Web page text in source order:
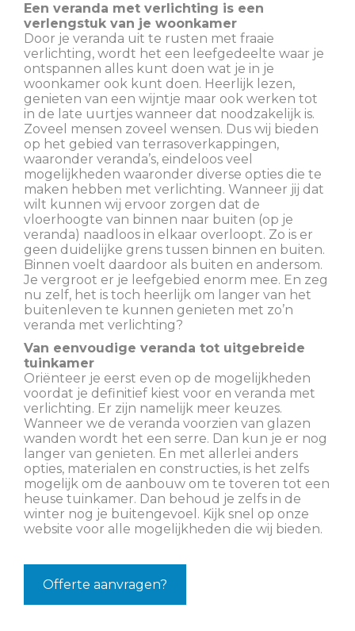
Een veranda met verlichting is een
verlengstuk van je woonkamer
Door je veranda uit te rusten met fraaie
verlichting, wordt het een leefgedeelte waar je
ontspannen alles kunt doen wat je in je
woonkamer ook kunt doen. Heerlijk lezen,
genieten van een wijntje maar ook werken tot
in de late uurtjes wanneer dat noodzakelijk is.
Zoveel mensen zoveel wensen. Dus wij bieden
op het gebied van terrasoverkappingen,
waaronder veranda’s, eindeloos veel
mogelijkheden waaronder diverse opties die te
maken hebben met verlichting. Wanneer jij dat
wilt kunnen wij ervoor zorgen dat de
vloerhoogte van binnen naar buiten (op je
veranda) naadloos in elkaar overloopt. Zo is er
geen duidelijke grens tussen binnen en buiten.
Binnen voelt daardoor als buiten en andersom.
Je vergroot er je leefgebied enorm mee. En zeg
nu zelf, het is toch heerlijk om langer van het
buitenleven te kunnen genieten met zo’n
veranda met verlichting?
Van eenvoudige veranda tot uitgebreide
tuinkamer
Oriënteer je eerst even op de mogelijkheden
voordat je definitief kiest voor en veranda met
verlichting. Er zijn namelijk meer keuzes.
Wanneer we de veranda voorzien van glazen
wanden wordt het een serre. Dan kun je er nog
langer van genieten. En met allerlei anders
opties, materialen en constructies, is het zelfs
mogelijk om de aanbouw om te toveren tot een
heuse tuinkamer. Dan behoud je zelfs in de
winter nog je buitengevoel. Kijk snel op onze
website voor alle mogelijkheden die wij bieden.
Offerte aanvragen?